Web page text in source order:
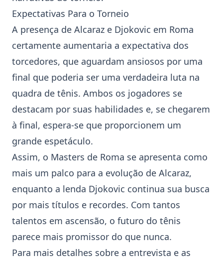
Expectativas Para o Torneio
A presença de Alcaraz e Djokovic em Roma
certamente aumentaria a expectativa dos
torcedores, que aguardam ansiosos por uma
final que poderia ser uma verdadeira luta na
quadra de tênis. Ambos os jogadores se
destacam por suas habilidades e, se chegarem
à final, espera-se que proporcionem um
grande espetáculo.
Assim, o Masters de Roma se apresenta como
mais um palco para a evolução de Alcaraz,
enquanto a lenda Djokovic continua sua busca
por mais títulos e recordes. Com tantos
talentos em ascensão, o futuro do tênis
parece mais promissor do que nunca.
Para mais detalhes sobre a entrevista e as